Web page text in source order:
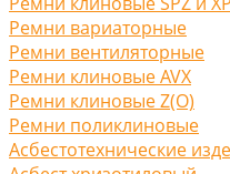
Ремни вариаторные
Ремни вентиляторные
Ремни клиновые AVX
Ремни клиновые Z(O)
Ремни поликлиновые
Асбестотехнические